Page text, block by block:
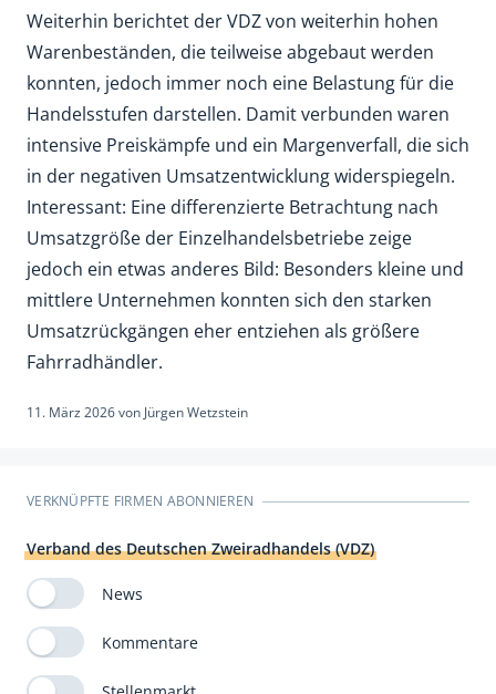
Weiterhin berichtet der VDZ von weiterhin hohen
Warenbeständen, die teilweise abgebaut werden
konnten, jedoch immer noch eine Belastung für die
Handelsstufen darstellen. Damit verbunden waren
intensive Preiskämpfe und ein Margenverfall, die sich
in der negativen Umsatzentwicklung widerspiegeln.
Interessant: Eine differenzierte Betrachtung nach
Umsatzgröße der Einzelhandelsbetriebe zeige
jedoch ein etwas anderes Bild: Besonders kleine und
mittlere Unternehmen konnten sich den starken
Umsatzrückgängen eher entziehen als größere
Fahrradhändler.
11. März 2026von Jürgen Wetzstein
VERKNÜPFTE FIRMEN ABONNIEREN
Verband des Deutschen Zweiradhandels (VDZ)
News
Kommentare